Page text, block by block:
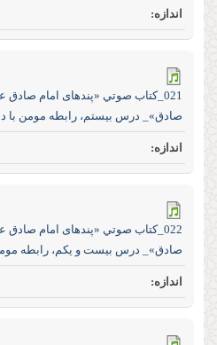
021_كتاب صوتي «پند‌های امام صادق
صادق»_ درس بیستم، رابطه مومن با
022_كتاب صوتي «پند‌های امام صادق
صادق»_ درس بیست و یکم، رابطه